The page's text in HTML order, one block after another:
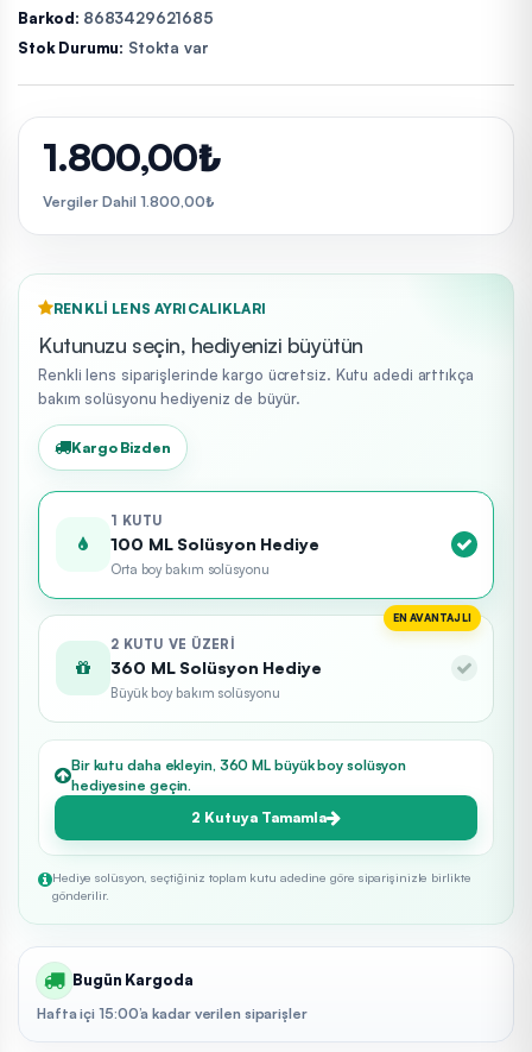
Barkod: 8683429621685
Stok Durumu: Stokta var
1.800,00₺
Vergiler Dahil 1.800,00₺
RENKLI LENS AYRICALIKLARI
Kutunuzu seçin, hediyenizi büyütün
Renkli lens siparişlerinde kargo ücretsiz. Kutu adedi arttıkça
bakım solüsyonu hediyeniz de büyür.
Kargo Bizden
1 KUTU
100 ML Solüsyon Hediye
Orta boy bakım solüsyonu
EN AVANTAJLI
2 KUTU VE ÜZERI
360 ML Solüsyon Hediye
Büyük boy bakım solüsyonu
Bir kutu daha ekleyin, 360 ML büyük boy solüsyon
hediyesine geçin.
2 Kutuya Tamamla
Hediye solüsyon, seçtiğiniz toplam kutu adedine göre siparişinizle birlikte
gönderilir.
Bugün Kargoda
Hafta içi 15:00’a kadar verilen siparişler